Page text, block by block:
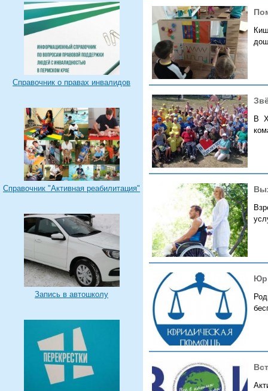
Справочник о правах инвалидов
Справочник "Активная реабилитация"
Запись в автошколу
В